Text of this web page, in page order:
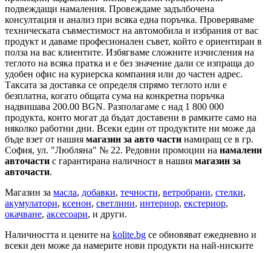
подвеждащи намаления. Провеждаме задълбочена
консултация и анализ при всяка една поръчка. Проверяваме
техническата съвместимост на автомобила и избрания от вас
продукт и даваме професионален съвет, който е ориентиран в
полза на вас клиентите. Избягваме сложните изчисления на
теглото на всяка пратка и е без значение дали се изпраща до
удобен офис на куриерска компания или до частен адрес.
Таксата за доставка се определя спрямо теглото или е
безплатна, когато общата сума на конкретна поръчка
надвишава 200.00 BGN. Разполагаме с над 1 800 000
продукта, които могат да бъдат доставени в рамките само на
няколко работни дни. Всеки един от продуктите ни може да
бъде взет от нашия магазин за авто части намиращ се в гр.
София, ул. "Любляна" № 22. Редовни промоции на намалени
авточасти с гарантирана наличност в нашия магазин за
авточасти.
Магазин за масла, добавки, течности, ветробрани, стелки,
акумулатори, ксенон, светлини, интериор, екстериор,
окачване, аксесоари, и други.
Наличността и цените на kolite.bg се обновяват ежедневно и
всеки ден може да намерите нови продукти на най-ниските